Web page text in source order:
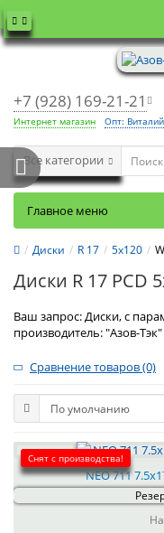
+7 (928) 169-21-21
Интернет магазин Опт: Виталий
Все категории
Главное меню
Диски R 17 5x120 W
Диски R 17 PCD
Ваш запрос: Диски, с
производитель: "Азов-Тэк"
Сравнение товаров (0)
Снят с производства!
NEO 711